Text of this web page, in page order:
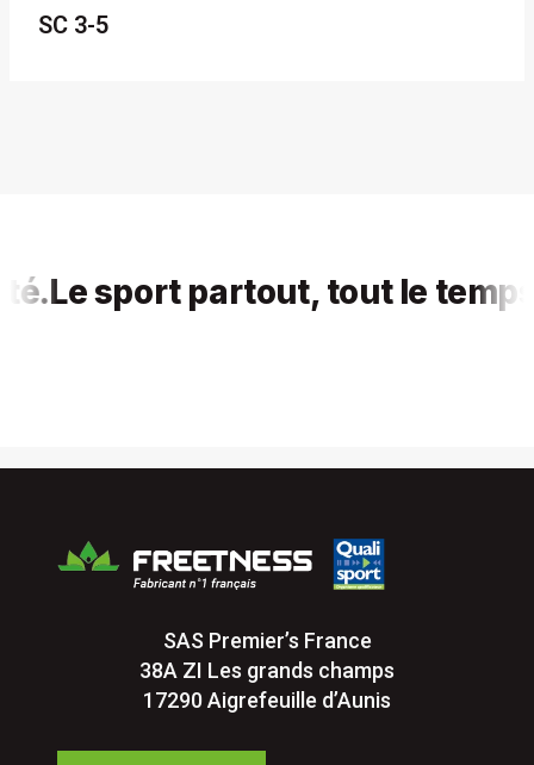
SC 3-5
sport partout, tout le temps,
SAS Premier’s France
38A ZI Les grands champs
17290 Aigrefeuille d’Aunis